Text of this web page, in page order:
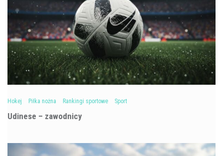
Hokej Piłka nożna Rankingi sportowe Sport
Udinese – zawodnicy